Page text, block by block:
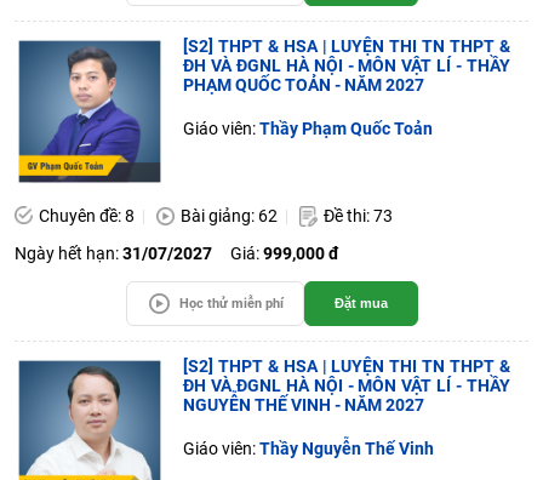
[S2] THPT & HSA | LUYỆN THI TN THPT &
ĐH VÀ ĐGNL HÀ NỘI - MÔN VẬT LÍ - THẦY
PHẠM QUỐC TOẢN - NĂM 2027
Giáo viên:Thầy Phạm Quốc Toản
Chuyên đề: 8 Bài giảng: 62
Đề thi: 73
Ngày hết hạn:31/07/2027 Giá:999,000 đ
Học thử miễn phí Đặt mua
[S2] THPT & HSA | LUYỆN THI TN THPT &
ĐH VÀ ĐGNL HÀ NỘI - MÔN VẬT LÍ - THẦY
NGUYỄN THẾ VINH - NĂM 2027
Giáo viên:Thầy Nguyễn Thế Vinh